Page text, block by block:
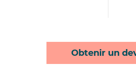
Obtenir un